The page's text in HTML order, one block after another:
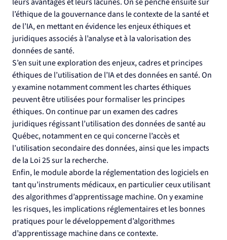
l’éthique de la gouvernance dans le contexte de la santé et
de l’IA, en mettant en évidence les enjeux éthiques et
juridiques associés à l’analyse et à la valorisation des
données de santé.
S’en suit une exploration des enjeux, cadres et principes
éthiques de l’utilisation de l’IA et des données en santé. On
y examine notamment comment les chartes éthiques
peuvent être utilisées pour formaliser les principes
éthiques. On continue par un examen des cadres
juridiques régissant l’utilisation des données de santé au
Québec, notamment en ce qui concerne l’accès et
l’utilisation secondaire des données, ainsi que les impacts
de la Loi 25 sur la recherche.
Enfin, le module aborde la réglementation des logiciels en
tant qu’instruments médicaux, en particulier ceux utilisant
des algorithmes d’apprentissage machine. On y examine
les risques, les implications réglementaires et les bonnes
pratiques pour le développement d’algorithmes
d’apprentissage machine dans ce contexte.